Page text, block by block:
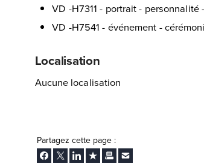
VD -H7311 - portrait - personnalité
VD -H7541 - événement -
Localisation
Aucune localisation
Partagez cette page :
Facebook
TwitterLinkedInAjouter aux favoris
ImprimerEnvoyer Ã un ami